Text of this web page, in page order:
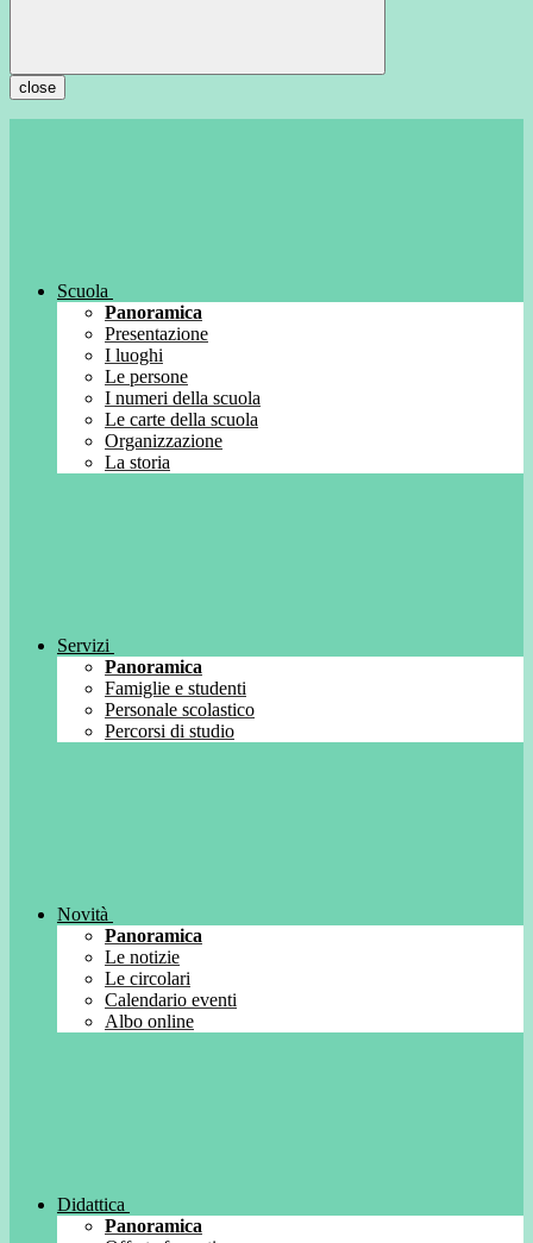
close
Scuola
Panoramica
Presentazione
I luoghi
Le persone
I numeri della scuola
Le carte della scuola
Organizzazione
La storia
Servizi
Panoramica
Famiglie e studenti
Personale scolastico
Percorsi di studio
Novità
Panoramica
Le notizie
Le circolari
Calendario eventi
Albo online
Didattica
Panoramica